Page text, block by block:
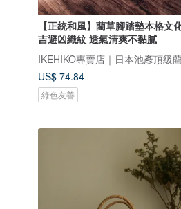
【正統和風】藺草腳踏墊本格文
吉避凶織紋 透氣清爽不黏膩
US$ 74.84
綠色友善